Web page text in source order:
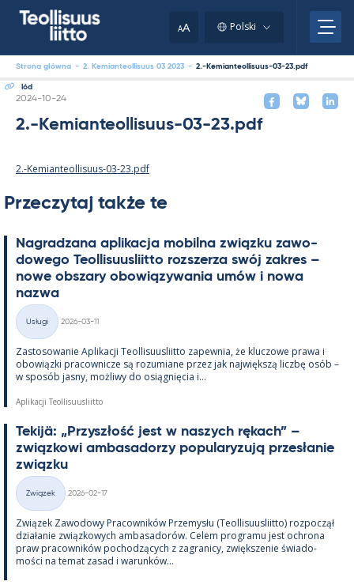
AA Polski
Strona główna - 2. Kemianteollisuus 03 2023 - 2.-Kemianteollisuus-03-23.pdf
lód
Kirjoitettu
2024-10-24
2.-Kemianteollisuus-03-23.pdf
2.-Kemianteollisuus-03-23.pdf
Przeczytaj także te
Na­gradzana apli­kacja mo­bilna związku zawo­
dowego Teol­li­suus­liitto rozszerza swój za­kres –
nowe obszary obowiązywa­nia umów i nowa
nazwa
Kategorie
Usługi
2026-03-11
Zas­to­sowa­nie Apli­kacji Teol­li­suus­liitto za­pew­nia, że kluczowe prawa i
obowiązki pracow­nicze są rozu­miane przez jak największą liczbę osób –
w sposób jasny, moż­liwy do osiąg­nięcia i...
Aplikacji Teollisuusliitto
Te­kijä: „Przyszłość jest w naszych rę­kach” –
związ­kowi am­ba­sa­dorzy po­pu­la­ryzują przesła­nie
związku
Kategorie
Związek
2026-02-17
Związek Zawo­dowy Pracow­ników Prze­mysłu (Teol­li­suus­liitto) roz­począł
działa­nie związ­kowych am­ba­sa­dorów. Ce­lem pro­gramu jest ochrona
praw pracow­ników poc­hodzących z za­gra­nicy, zwiększe­nie świa­do­
mości na te­mat za­sad i wa­runków...